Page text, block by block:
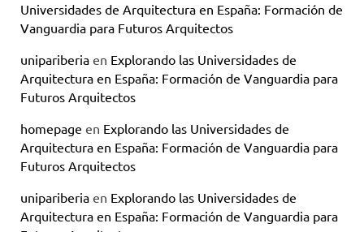
Universidades de Arquitectura en España: Formación de
Vanguardia para Futuros Arquitectos
unipariberia en Explorando las Universidades de
Arquitectura en España: Formación de Vanguardia para
Futuros Arquitectos
homepage en Explorando las Universidades de
Arquitectura en España: Formación de Vanguardia para
Futuros Arquitectos
unipariberia en Explorando las Universidades de
Arquitectura en España: Formación de Vanguardia para